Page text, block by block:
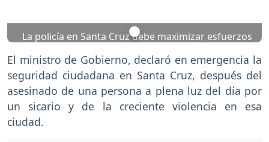
La policía en Santa Cruz debe maximizar esfuerzos
seguridad. Foto: ABI
El ministro de Gobierno, declaró en emergencia la
seguridad ciudadana en Santa Cruz, después del
asesinado de una persona a plena luz del día por
un sicario y de la creciente violencia en esa
ciudad.